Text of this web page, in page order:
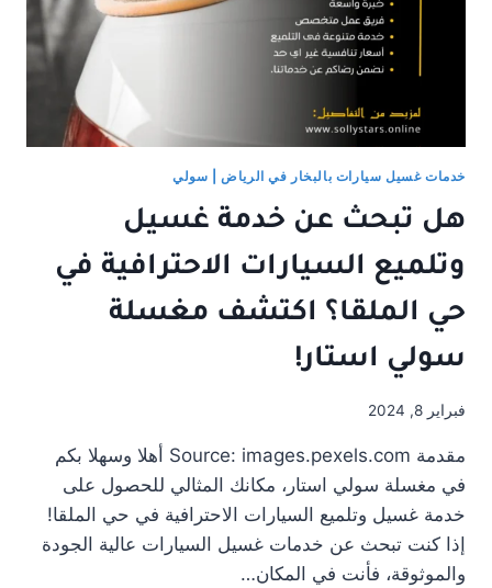
استار
بالرياض
خدمات غسيل سيارات بالبخار في الرياض | سولي
هل تبحث عن خدمة غسيل
وتلميع السيارات الاحترافية في
حي الملقا؟ اكتشف مغسلة
سولي استار!
فبراير 8, 2024
مقدمة Source: images.pexels.com أهلا وسهلا بكم
في مغسلة سولي استار، مكانك المثالي للحصول على
خدمة غسيل وتلميع السيارات الاحترافية في حي الملقا!
إذا كنت تبحث عن خدمات غسيل السيارات عالية الجودة
والموثوقة، فأنت في المكان…